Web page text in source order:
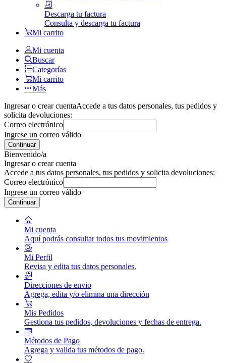
Descarga tu factura
Consulta y descarga tu factura
Mi carrito
Mi cuenta
Buscar
Categorías
Mi carrito
Más
Ingresar o crear cuentaAccede a tus datos personales, tus pedidos y
solicita devoluciones:
Correo electrónico
Ingrese un correo válido
Continuar
Bienvenido/a
Ingresar o crear cuenta
Accede a tus datos personales, tus pedidos y solicita devoluciones:
Correo electrónico
Ingrese un correo válido
Continuar
Mi cuenta
Aquí podrás consultar todos tus movimientos
Mi Perfil
Revisa y edita tus datos personales.
Direcciones de envio
Agrega, edita y/o elimina una dirección
Mis Pedidos
Gestiona tus pedidos, devoluciones y fechas de entrega.
Métodos de Pago
Agrega y valida tus métodos de pago.